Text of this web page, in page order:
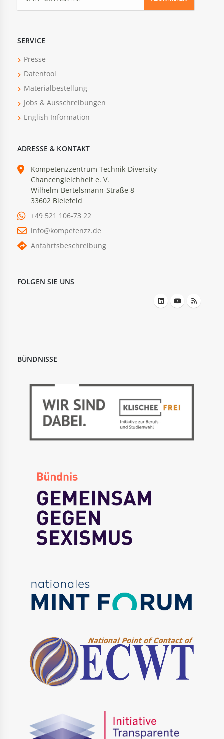
SERVICE
Presse
Datentool
Materialbestellung
Jobs & Ausschreibungen
English Information
ADRESSE & KONTAKT
Kompetenzzentrum Technik-Diversity-
Chancengleichheit e. V.
Wilhelm-Bertelsmann-Straße 8
33602 Bielefeld
+49 521 106-73 22
info@kompetenzz.de
Anfahrtsbeschreibung
FOLGEN SIE UNS
BÜNDNISSE